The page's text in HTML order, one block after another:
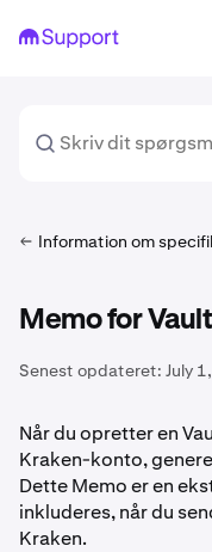
Information om
Memo for
Senest opdateret: July
Når du opretter en
Kraken-konto,
Dette Memo er en
inkluderes, når du
Kraken.